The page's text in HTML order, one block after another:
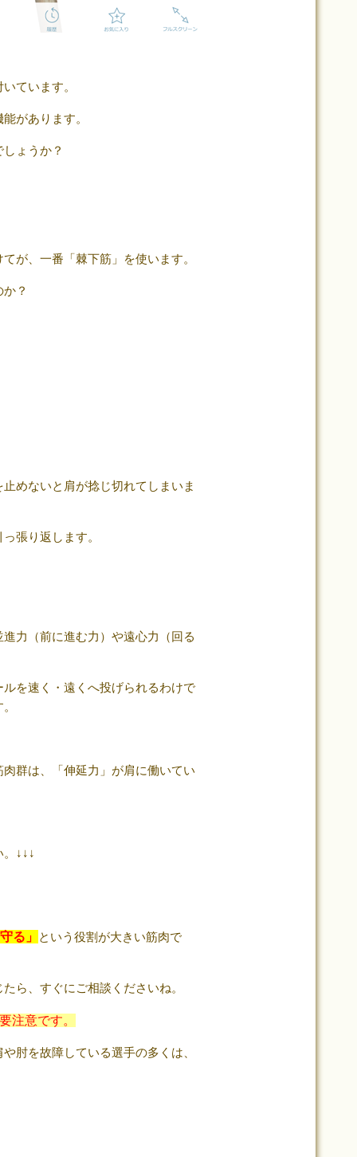
ています。
があります。
ょうか？
が、一番「棘下筋」を使います。
？
めないと肩が捻じ切れてしまいま
張り返します。
力（前に進む力）や遠心力（回る
を速く・遠くへ投げられるわけで
群は、「伸延力」が肩に働いてい
↓↓↓
る」 という役割が大きい筋肉で
ら、すぐにご相談くださいね。
注意です。
肘を故障している選手の多くは、